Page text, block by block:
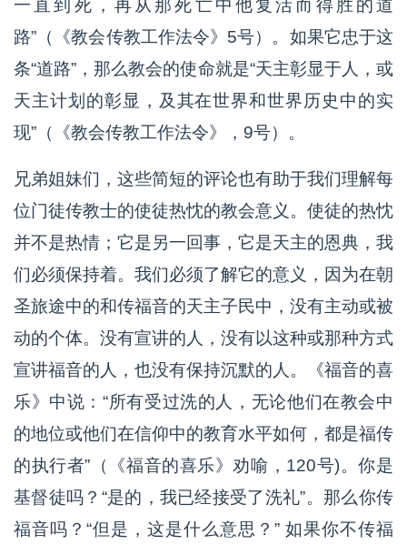
一直到死，再从那死亡中他复活而得胜的道
路”（《教会传教工作法令》5号）。如果它忠于这
条“道路”，那么教会的使命就是“天主彰显于人，或
天主计划的彰显，及其在世界和世界历史中的实
现”（《教会传教工作法令》，9号）。
兄弟姐妹们，这些简短的评论也有助于我们理解每
位门徒传教士的使徒热忱的教会意义。使徒的热忱
并不是热情；它是另一回事，它是天主的恩典，我
们必须保持着。我们必须了解它的意义，因为在朝
圣旅途中的和传福音的天主子民中，没有主动或被
动的个体。没有宣讲的人，没有以这种或那种方式
宣讲福音的人，也没有保持沉默的人。《福音的喜
乐》中说：“所有受过洗的人，无论他们在教会中
的地位或他们在信仰中的教育水平如何，都是福传
的执行者”（《福音的喜乐》劝喻，120号)。你是
基督徒吗？“是的，我已经接受了洗礼”。那么你传
福音吗？“但是，这是什么意思？” 如果你不传福